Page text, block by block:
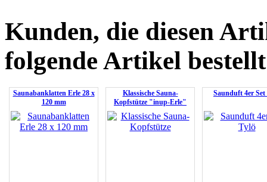
Kunden, die diesen
folgende Artikel
Saunabanklatten Erle 28 x
120 mm
Klassische Sauna-
Kopfstütze "inup-Erle"
Saunduft 4er Set